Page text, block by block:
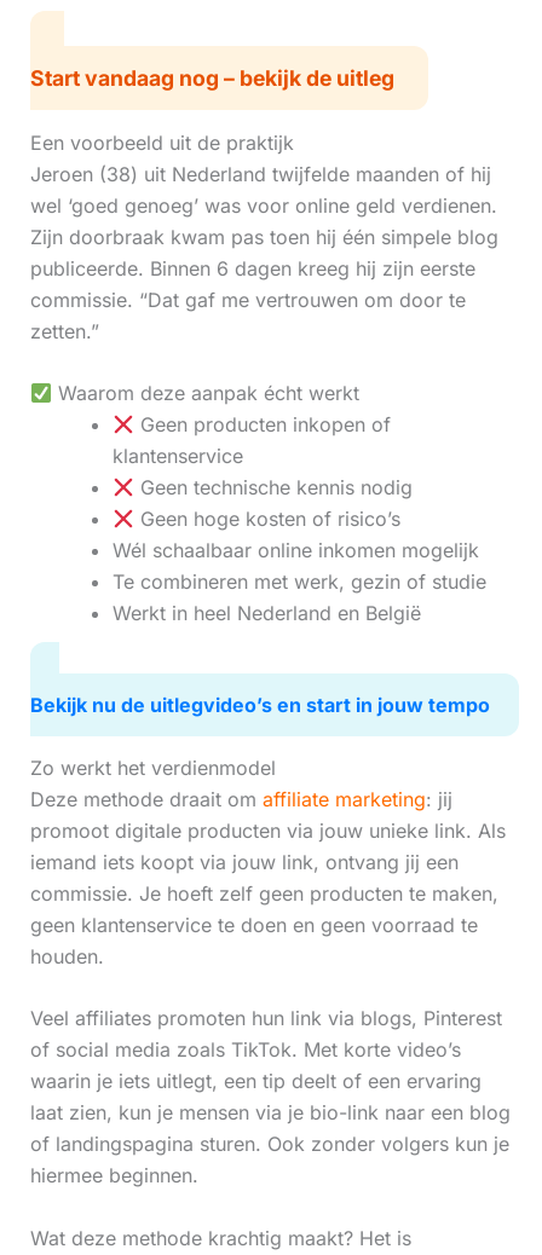
Start vandaag nog – bekijk de uitleg
Een voorbeeld uit de praktijk
Jeroen (38) uit Nederland twijfelde maanden of hij
wel ‘goed genoeg’ was voor online geld verdienen.
Zijn doorbraak kwam pas toen hij één simpele blog
publiceerde. Binnen 6 dagen kreeg hij zijn eerste
commissie. “Dat gaf me vertrouwen om door te
zetten.”
Waarom deze aanpak écht werkt
Geen producten inkopen of
klantenservice
Geen technische kennis nodig
Geen hoge kosten of risico’s
Wél schaalbaar online inkomen mogelijk
Te combineren met werk, gezin of studie
Werkt in heel Nederland en België
Bekijk nu de uitlegvideo’s en start in jouw tempo
Zo werkt het verdienmodel
Deze methode draait om affiliate marketing: jij
promoot digitale producten via jouw unieke link. Als
iemand iets koopt via jouw link, ontvang jij een
commissie. Je hoeft zelf geen producten te maken,
geen klantenservice te doen en geen voorraad te
houden.
Veel affiliates promoten hun link via blogs, Pinterest
of social media zoals TikTok. Met korte video’s
waarin je iets uitlegt, een tip deelt of een ervaring
laat zien, kun je mensen via je bio-link naar een blog
of landingspagina sturen. Ook zonder volgers kun je
hiermee beginnen.
Wat deze methode krachtig maakt? Het is